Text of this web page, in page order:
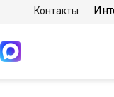
Контакты